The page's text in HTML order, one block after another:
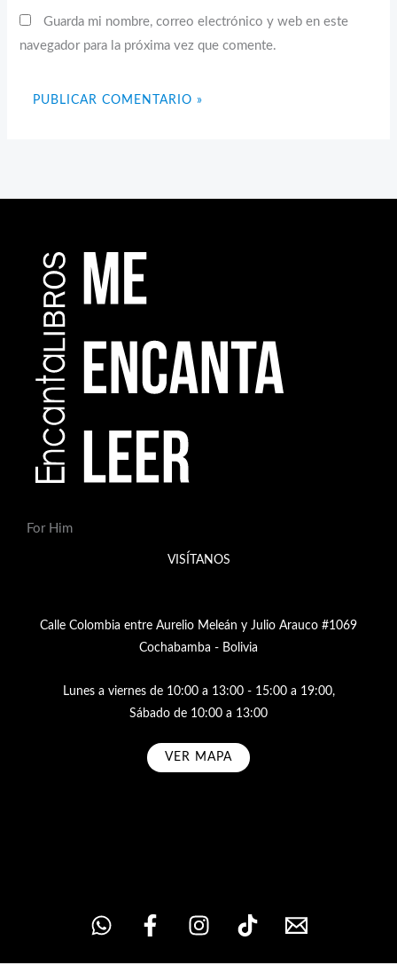
Guarda mi nombre, correo electrónico y web en este
navegador para la próxima vez que comente.
For Him
VISÍTANOS
Calle Colombia entre Aurelio Meleán y Julio Arauco #1069
Cochabamba - Bolivia
Lunes a viernes de 10:00 a 13:00 - 15:00 a 19:00,
Sábado de 10:00 a 13:00
VER MAPA